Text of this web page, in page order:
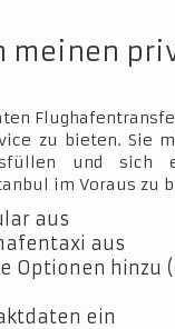
meinen
zu bieten. Sie
und sich
im Voraus zu
aus
aus
Optionen hinzu
ein